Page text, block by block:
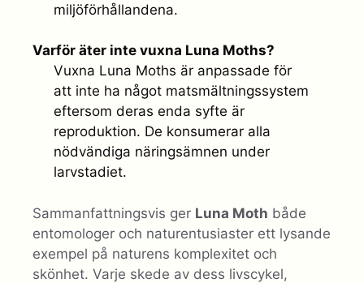
miljöförhållandena.
Varför äter inte vuxna Luna Moths?
Vuxna Luna Moths är anpassade för
att inte ha något matsmältningssystem
eftersom deras enda syfte är
reproduktion. De konsumerar alla
nödvändiga näringsämnen under
larvstadiet.
Sammanfattningsvis ger Luna Moth både
entomologer och naturentusiaster ett lysande
exempel på naturens komplexitet och
skönhet. Varje skede av dess livscykel,